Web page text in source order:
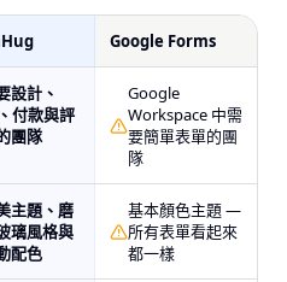
Google Forms
設計、
付款與評
團隊
Google
Workspace 中需
要簡單表單的團
隊
主題、磨
璃風格與
配色
基本顏色主題 —
所有表單看起來
都一樣